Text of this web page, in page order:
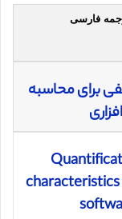
فارسی
برای محاسبه